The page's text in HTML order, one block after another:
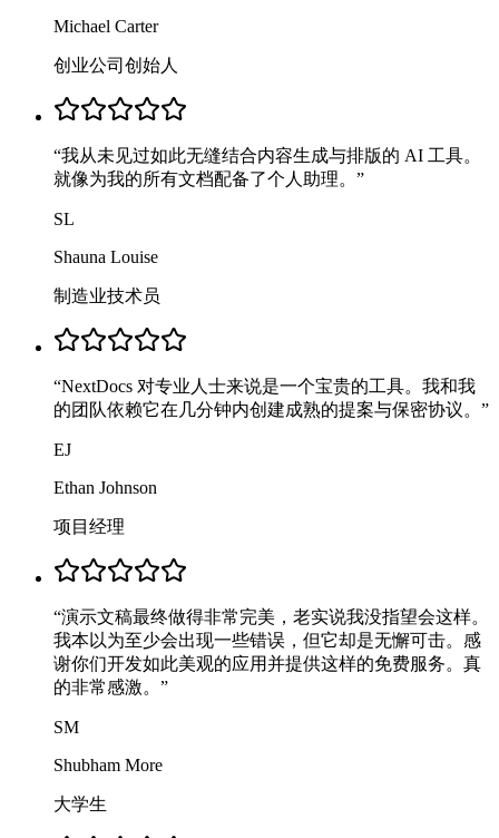
Michael Carter
创业公司创始人
“我从未见过如此无缝结合内容生成与排版的 AI 工具。
就像为我的所有文档配备了个人助理。 ”
SL
Shauna Louise
制造业技术员
“NextDocs 对专业人士来说是一个宝贵的工具。我和我
的团队依赖它在几分钟内创建成熟的提案与保密协议。 ”
EJ
Ethan Johnson
项目经理
“演示文稿最终做得非常完美，老实说我没指望会这样。
我本以为至少会出现一些错误，但它却是无懈可击。感
谢你们开发如此美观的应用并提供这样的免费服务。真
的非常感激。 ”
SM
Shubham More
大学生